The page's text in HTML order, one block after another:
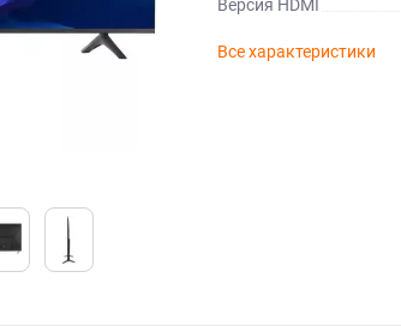
Версия HDMI
Все характеристики